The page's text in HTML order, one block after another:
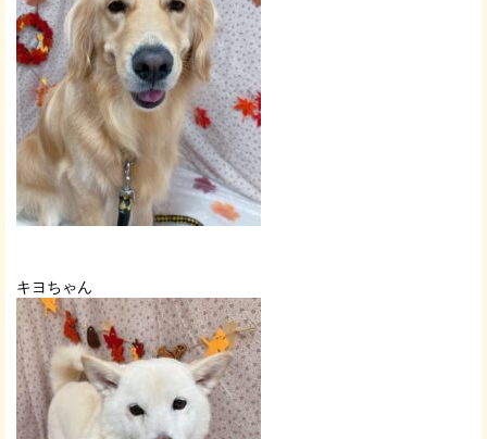
キヨちゃん